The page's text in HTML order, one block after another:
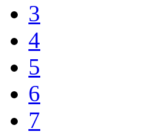
3
4
5
6
7